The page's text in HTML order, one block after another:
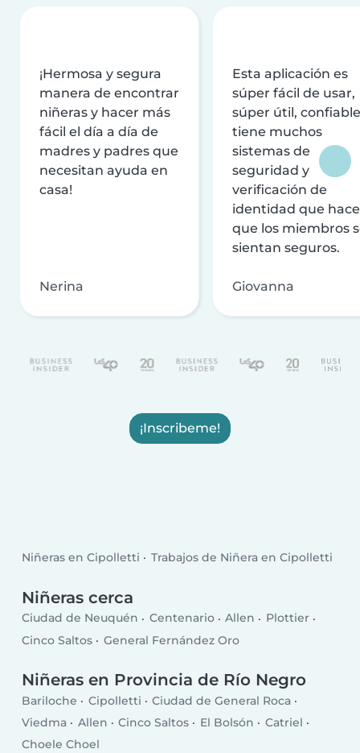
¡Hermosa y segura
manera de encontrar
niñeras y hacer más
fácil el día a día de
madres y padres que
necesitan ayuda en
casa!
Nerina
Esta aplicación es
súper fácil de usar,
súper útil,
tiene muchos
sistemas de
seguridad y
verificación de
identidad que
que los miembros
sientan seguros.
Giovanna
¡Inscribeme!
Niñeras en Cipolletti Trabajos de Niñera en Cipolletti
Niñeras cerca
Ciudad de Neuquén Centenario Allen
Plottier
Cinco Saltos
General Fernández Oro
Niñeras en Provincia de Río Negro
Bariloche Cipolletti
Ciudad de General Roca
Viedma
Allen Cinco Saltos El Bolsón
Catriel
Choele Choel